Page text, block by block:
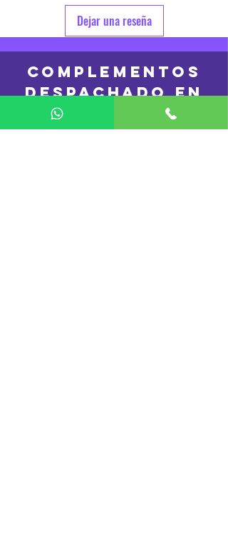
Dejar una reseña
COMPLEMENTOS
DESPACHADO en